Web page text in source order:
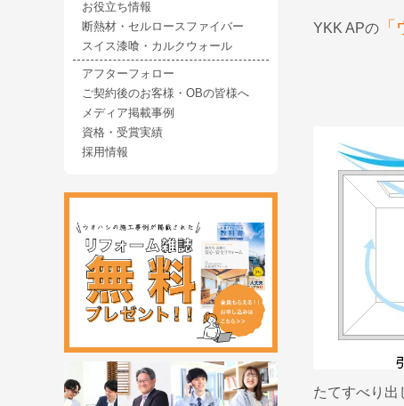
YKK APの
たてすべり出
お役立ち情報
断熱材・セルロースファイバー
スイス漆喰・カルクウォール
アフターフォロー
ご契約後のお客様・OBの皆様へ
メディア掲載事例
資格・受賞実績
採用情報